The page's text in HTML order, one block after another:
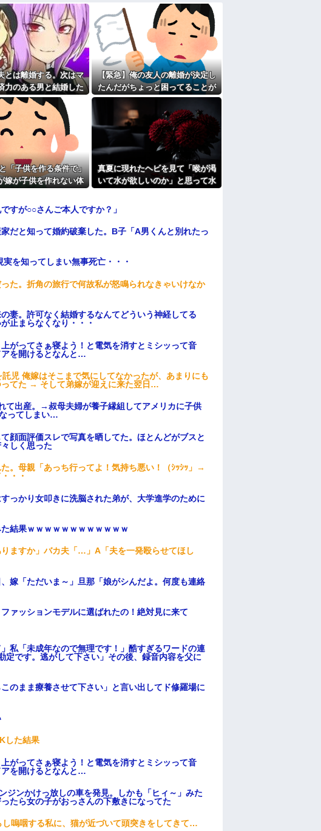
しくスルー
家が嫌いすぎて家を出て現在養護施設で暮らしていま
家が嫌いすぎて家を出て現在養護施設で暮らしていま
きしてるうちの土地。最近、DQNステップワゴンが５
腹が立ったので近所の金属加工工場に作ってもらった
を「未読スルー」して強引に出勤させた。無事に終わ
た「意味深なLINE」の内容に血の気が引いた話←完全に
草
た。私「エプロン持って行った方がいいよね」旦那
そんなもん買うなら今後一切金を出さねぇぞ」私「え
置くだけセルフレジ、スーパーにも導入へ
タキャンされて、見てない映画のチケ代を奢らされ
って別れたよ
を調べてみたよ
とは離婚する。次はマ
力のある男と結婚した
幸せになってね！」→
室で出会った女性のそ
【緊急】俺の友人の離婚が決定し
たんだがちょっと困ってることが
ある
「子供を作る条件で」
嫁が子供を作れない体
真夏に現れたヘビを見て「喉が渇
いて水が欲しいのか」と思って水
すが○○さんご本人ですか？」
だと知って婚約破棄した。B子「A男くんと別れたっ
を知ってしまい無事死亡・・・
た。折角の旅行で何故私が怒鳴られなきゃいけなか
妻。許可なく結婚するなんてどういう神経してる
止まらなくなり・・・
がってさぁ寝よう！と電気を消すとミシッって音
を開けるとなんと…
児 俺嫁はそこまで気にしてなかったが、あまりにも
てた → そして弟嫁が迎えに来た翌日…
て出産。→叔母夫婦が養子縁組してアメリカに子供
ってしまい…
顔面評価スレで写真を晒してた。ほとんどがブスと
しく思った
。母親「あっち行ってよ！気持ち悪い！（ｼｯｼｯ」→
・・
っかり女叩きに洗脳された弟が、大学進学のために
結果ｗｗｗｗｗｗｗｗｗｗｗｗ
ますか」バカ夫「…」A「夫を一発殴らせてほし
嫁「ただいま～」旦那「娘がシんだよ。何度も連絡
ァッションモデルに選ばれたの！絶対見に来て
私「未成年なので無理です！」酷すぎるワードの連
定です。逃がして下さい」その後、録音内容を父に
のまま療養させて下さい」と言い出してド修羅場に
した結果
がってさぁ寝よう！と電気を消すとミシッって音
を開けるとなんと…
ジンかけっ放しの車を発見。しかも「ヒィ～」みた
たら女の子がおっさんの下敷きになってた
嗚咽する私に、猫が近づいて頭突きをしてきて…